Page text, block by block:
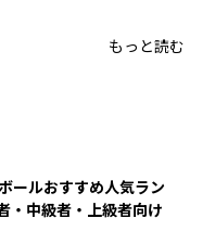
もっと読む
ールおすすめ人気ラン
・中級者・上級者向け